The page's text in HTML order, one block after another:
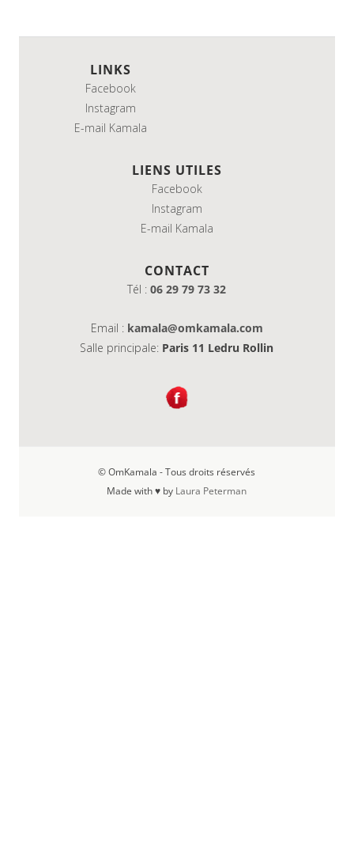
LINKS
Facebook
Instagram
E-mail Kamala
LIENS UTILES
Facebook
Instagram
E-mail Kamala
CONTACT
Tél :06 29 79 73 32
Email : kamala@omkamala.com
Salle principale: Paris 11 Ledru Rollin
© OmKamala - Tous droits réservés
Made with ♥ by Laura Peterman